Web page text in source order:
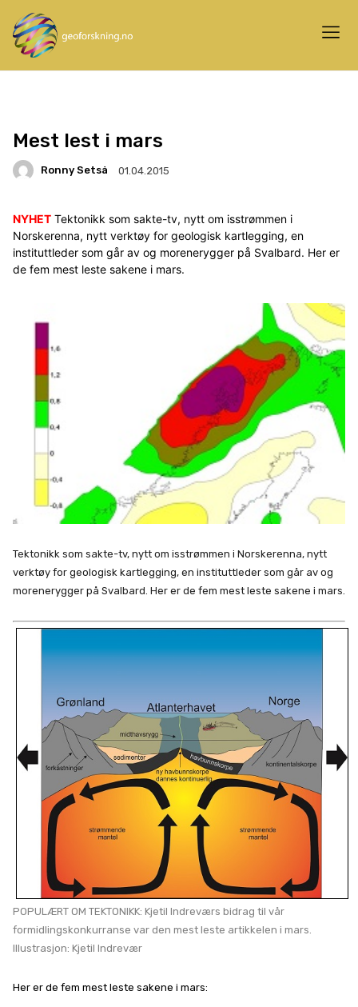
Mest lest i mars
Ronny Setså 01.04.2015
NYHET Tektonikk som sakte-tv, nytt om isstrømmen i
Norskerenna, nytt verktøy for geologisk kartlegging, en
instituttleder som går av og morenerygger på Svalbard. Her er
de fem mest leste sakene i mars.
Tektonikk som sakte-tv, nytt om isstrømmen i Norskerenna, nytt
verktøy for geologisk kartlegging, en instituttleder som går av og
morenerygger på Svalbard. Her er de fem mest leste sakene i mars.
POPULÆRT OM TEKTONIKK: Kjetil Indreværs bidrag til vår
formidlingskonkurranse var den mest leste artikkelen i mars.
Illustrasjon: Kjetil Indrevær
Her er de fem mest leste sakene i mars: